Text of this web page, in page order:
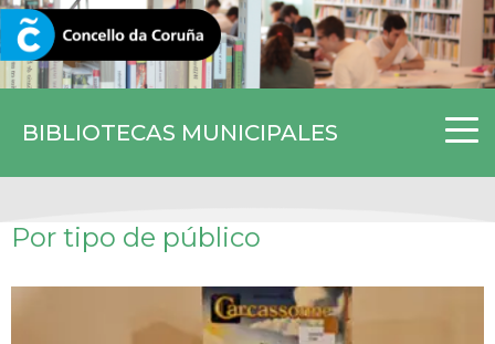
BIBLIOTECAS MUNICIPALES
CORUNA.GAL
Por tipo de público